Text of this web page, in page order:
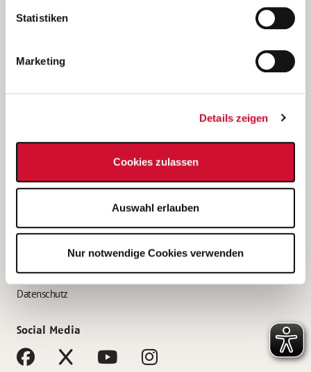
unsererDatenschutzerklärung
Statistiken
Marketing
Details zeigen
Cookies zulassen
Auswahl erlauben
Nur notwendige Cookies verwenden
(Ein Tochterunternehmen des AWO Bezirksverbandes Unterfranken
e.V.)
Bewerbung als Altenpflegehelfer*in
Bewerbung als Erzieher*in
AWO Gliederungen nach Bundesland
Impressum
Datenschutz
Social Media